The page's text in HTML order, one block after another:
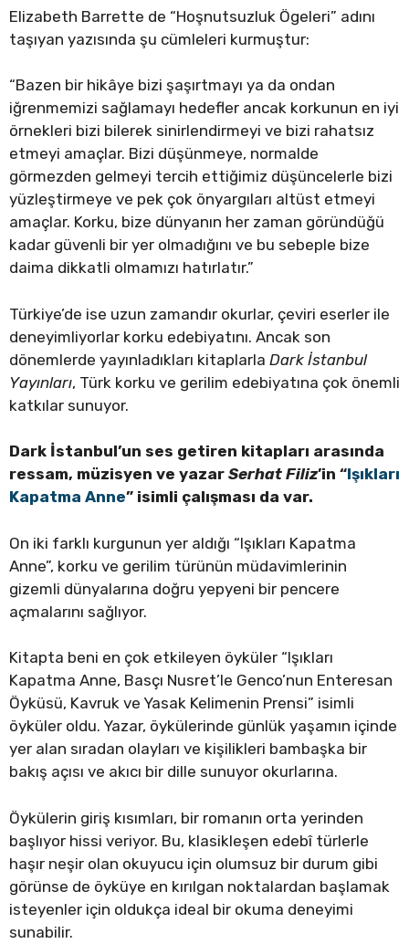
Elizabeth Barrette de “Hoşnutsuzluk Ögeleri” adını
taşıyan yazısında şu cümleleri kurmuştur:
“Bazen bir hikâye bizi şaşırtmayı ya da ondan
iğrenmemizi sağlamayı hedefler ancak korkunun en iyi
örnekleri bizi bilerek sinirlendirmeyi ve bizi rahatsız
etmeyi amaçlar. Bizi düşünmeye, normalde
görmezden gelmeyi tercih ettiğimiz düşüncelerle bizi
yüzleştirmeye ve pek çok önyargıları altüst etmeyi
amaçlar. Korku, bize dünyanın her zaman göründüğü
kadar güvenli bir yer olmadığını ve bu sebeple bize
daima dikkatli olmamızı hatırlatır.”
Türkiye’de ise uzun zamandır okurlar, çeviri eserler ile
deneyimliyorlar korku edebiyatını. Ancak son
dönemlerde yayınladıkları kitaplarla Dark İstanbul
Yayınları, Türk korku ve gerilim edebiyatına çok önemli
katkılar sunuyor.
Dark İstanbul’un ses getiren kitapları arasında
ressam, müzisyen ve yazar Serhat Filiz’in “Işıkları
Kapatma Anne” isimli çalışması da var.
On iki farklı kurgunun yer aldığı “Işıkları Kapatma
Anne”, korku ve gerilim türünün müdavimlerinin
gizemli dünyalarına doğru yepyeni bir pencere
açmalarını sağlıyor.
Kitapta beni en çok etkileyen öyküler “Işıkları
Kapatma Anne, Basçı Nusret’le Genco’nun Enteresan
Öyküsü, Kavruk ve Yasak Kelimenin Prensi” isimli
öyküler oldu. Yazar, öykülerinde günlük yaşamın içinde
yer alan sıradan olayları ve kişilikleri bambaşka bir
bakış açısı ve akıcı bir dille sunuyor okurlarına.
Öykülerin giriş kısımları, bir romanın orta yerinden
başlıyor hissi veriyor. Bu, klasikleşen edebî türlerle
haşır neşir olan okuyucu için olumsuz bir durum gibi
görünse de öyküye en kırılgan noktalardan başlamak
isteyenler için oldukça ideal bir okuma deneyimi
sunabilir.